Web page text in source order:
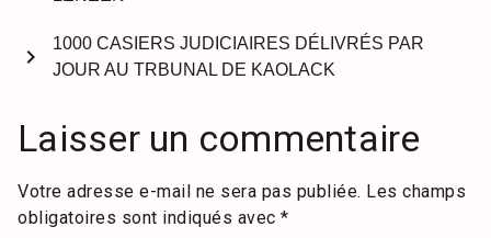
1000 CASIERS JUDICIAIRES DÉLIVRÉS PAR
JOUR AU TRBUNAL DE KAOLACK
chevron_right
Laisser un commentaire
Votre adresse e-mail ne sera pas publiée. Les champs
obligatoires sont indiqués avec *